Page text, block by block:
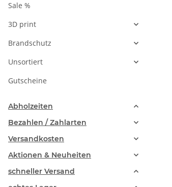
Sale %
3D print
Brandschutz
Unsortiert
Gutscheine
Abholzeiten
Bezahlen / Zahlarten
Versandkosten
Aktionen & Neuheiten
schneller Versand